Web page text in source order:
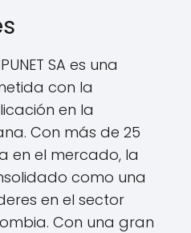
SA es una
con la
en la
Con más de 25
en el mercado, la
como una
en el sector
Con una gran